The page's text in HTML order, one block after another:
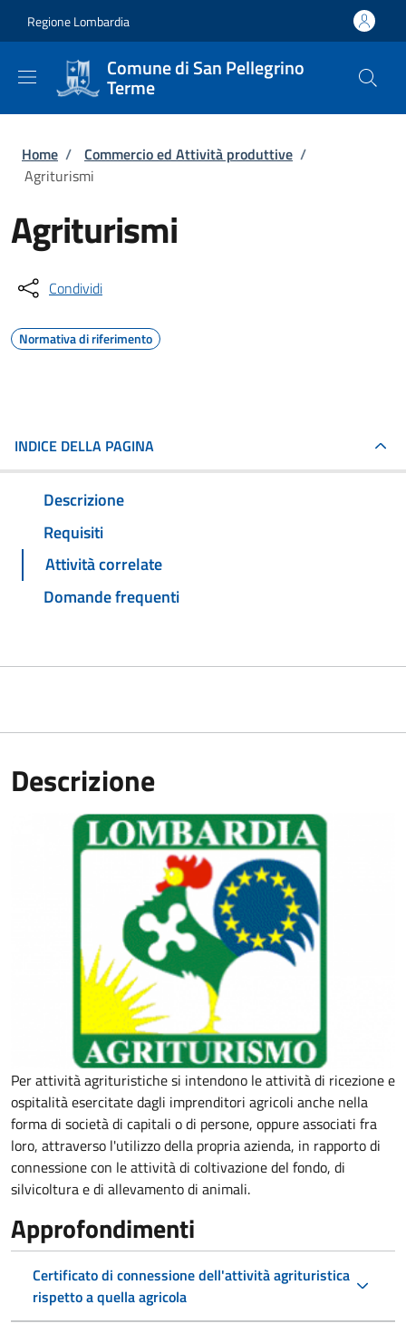
Regione Lombardia
Comune di San Pellegrino
Terme
Briciole di pane
Home / Commercio ed Attività produttive /
Agriturismi
Agriturismi
Condividi
Normativa di riferimento
INDICE DELLA PAGINA
Descrizione
Requisiti
Attività correlate
Domande frequenti
Descrizione
Per attività agrituristiche si intendono le attività di ricezione e
ospitalità esercitate dagli imprenditori agricoli anche nella
forma di società di capitali o di persone, oppure associati fra
loro, attraverso l'utilizzo della propria azienda, in rapporto di
connessione con le attività di coltivazione del fondo, di
silvicoltura e di allevamento di animali.
Approfondimenti
Certificato di connessione dell'attività agrituristica
rispetto a quella agricola